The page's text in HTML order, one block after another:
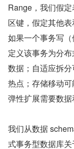
Range，我们假
区键，假定其他
如果一个事务写
定义该事务为分
数据；自适应拆
热点；存储移动
弹性扩展需要数据
我们从数据
式事务型数据库